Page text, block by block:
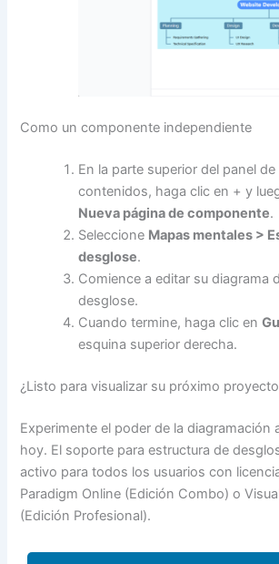
Como un componente independiente
En la parte superior del panel
contenidos, haga clic en + y
Nueva página de componente.
Seleccione Mapas mentales >
desglose.
Comience a editar su diagrama
desglose.
Cuando termine, haga clic en
esquina superior derecha.
¿Listo para visualizar su próximo
Experimente el poder de la diagramación
hoy. El soporte para estructura de
activo para todos los usuarios con
Paradigm Online (Edición Combo) o
(Edición Profesional).